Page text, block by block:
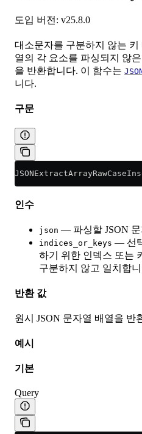
도입 버전: v25.8.0
대소문자를 구분하지 않는 키
열의 각 요소를 파싱되지 않
을 반환합니다. 이 함수는
니다.
구문
인수
json — 파싱할 JSON 문
indices_or_keys — 선
하기 위한 인덱스 또는
구분하지 않고 일치합
반환 값
원시 JSON 문자열 배열을 반
예시
기본
Query